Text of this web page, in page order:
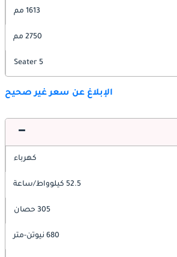
1613 مم
2750 مم
5 Seater
الإبلاغ عن سعر غير صحيح
كهرباء
52.5 كيلوواط/ساعة
305 حصان
680 نيوتن-متر